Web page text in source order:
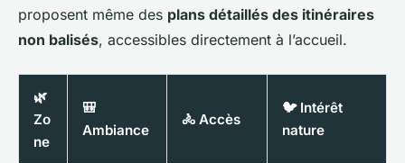
proposent même des plans détaillés des itinéraires
non balisés, accessibles directement à l’accueil.
🌿
Zo
ne
🎒
Ambiance
🚴 Accès
🐦 Intérêt
nature